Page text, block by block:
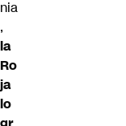
nia
,
la
Ro
ja
lo